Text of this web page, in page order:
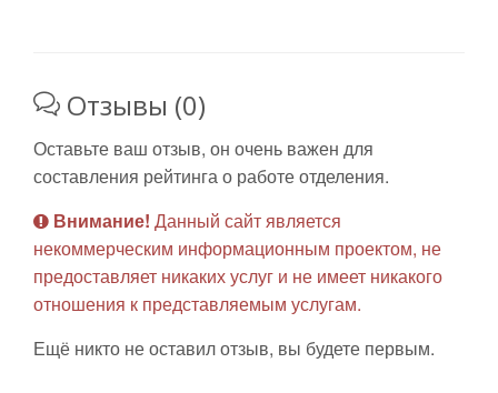
Отзывы (0)
Оставьте ваш отзыв, он очень важен для
составления рейтинга о работе отделения.
Внимание! Данный сайт является
некоммерческим информационным проектом, не
предоставляет никаких услуг и не имеет никакого
отношения к представляемым услугам.
Ещё никто не оставил отзыв, вы будете первым.